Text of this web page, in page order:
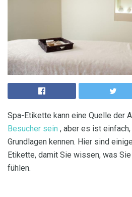
Spa-Etikette kann eine Quelle der
Besucher sein , aber es ist
Grundlagen kennen. Hier sind
Etikette, damit Sie wissen, was
fühlen.